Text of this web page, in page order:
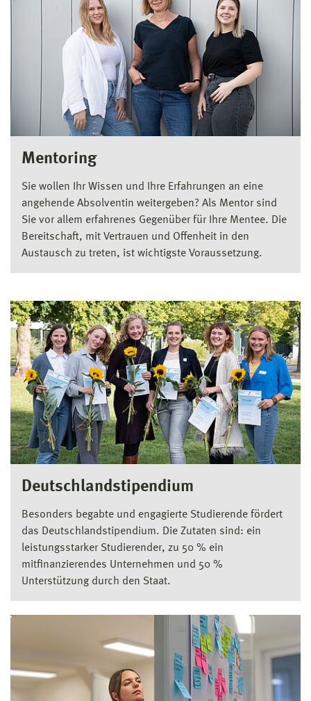
Mentoring
Sie wollen Ihr Wissen und Ihre Erfahrungen an eine
angehende Absolventin weitergeben? Als Mentor sind
Sie vor allem erfahrenes Gegenüber für Ihre Mentee. Die
Bereitschaft, mit Vertrauen und Offenheit in den
Austausch zu treten, ist wichtigste Voraussetzung.
Deutschlandstipendium
Besonders begabte und engagierte Studierende fördert
das Deutschlandstipendium. Die Zutaten sind: ein
leistungsstarker Studierender, zu 50 % ein
mitfinanzierendes Unternehmen und 50 %
Unterstützung durch den Staat.